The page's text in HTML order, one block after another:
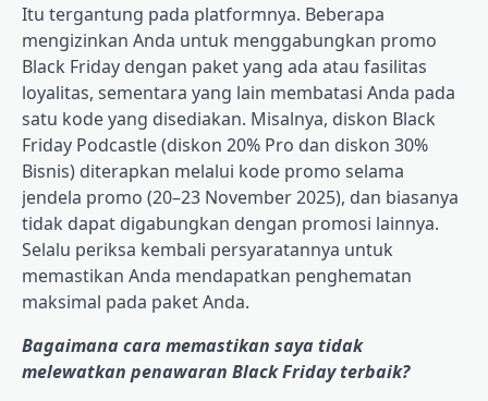
Itu tergantung pada platformnya. Beberapa
mengizinkan Anda untuk menggabungkan promo
Black Friday dengan paket yang ada atau fasilitas
loyalitas, sementara yang lain membatasi Anda pada
satu kode yang disediakan. Misalnya, diskon Black
Friday Podcastle (diskon 20% Pro dan diskon 30%
Bisnis) diterapkan melalui kode promo selama
jendela promo (20–23 November 2025), dan biasanya
tidak dapat digabungkan dengan promosi lainnya.
Selalu periksa kembali persyaratannya untuk
memastikan Anda mendapatkan penghematan
maksimal pada paket Anda.
Bagaimana cara memastikan saya tidak
melewatkan penawaran Black Friday terbaik?